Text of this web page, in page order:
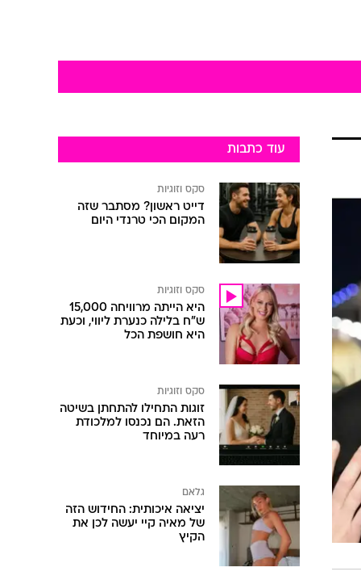
עוד כתבות
סקס וזוגיות
דייט ראשון? מסתבר שזה
המקום הכי טרנדי היום
סקס וזוגיות
היא הייתה מרוויחה 15,000
ש"ח בלילה כנערת ליווי, וכעת
היא חושפת הכל
סקס וזוגיות
זוגות התחילו להתחתן בשיטה
הזאת. הם נכנסו למלכודת
רעה במיוחד
גלאם
יציאה איכותית: החידוש הזה
של מאיה קיי יעשה לכן את
הקיץ